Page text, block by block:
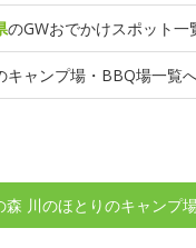
のGWおでかけスポット一
キャンプ場・BBQ場一覧
森 川のほとりのキャンプ